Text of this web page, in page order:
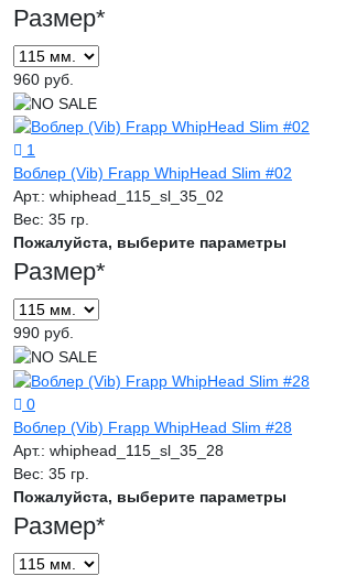
Размер*
960 руб.
1
Воблер (Vib) Frapp WhipHead Slim #02
Арт.: whiphead_115_sl_35_02
Вес: 35 гр.
Пожалуйста, выберите параметры
Размер*
990 руб.
0
Воблер (Vib) Frapp WhipHead Slim #28
Арт.: whiphead_115_sl_35_28
Вес: 35 гр.
Пожалуйста, выберите параметры
Размер*